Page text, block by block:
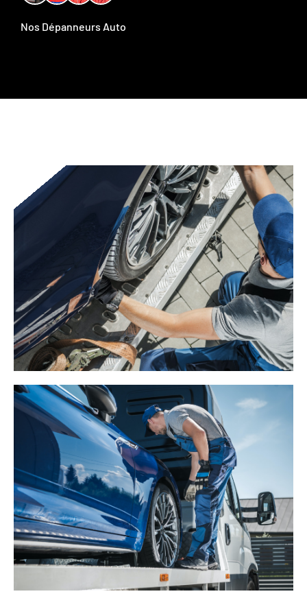
Nos Dépanneurs Auto